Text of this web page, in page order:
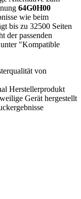
64G0H00
wie beim
bis zu 32500 Seiten
der passenden
"Kompatible
von
Herstellerprodukt
Gerät hergestellt